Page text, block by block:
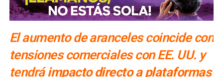
El aumento de aranceles coincide con
tensiones comerciales con EE. UU. y
tendráimpacto directo a plataformas